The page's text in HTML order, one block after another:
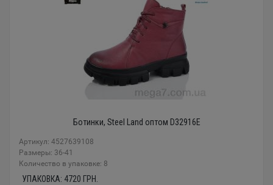
Ботинки, Steel Land оптом D32916E
Артикул: 4527639108
Размеры: 36-41
Количество в упаковке: 8
УПАКОВКА: 4720 ГРН.